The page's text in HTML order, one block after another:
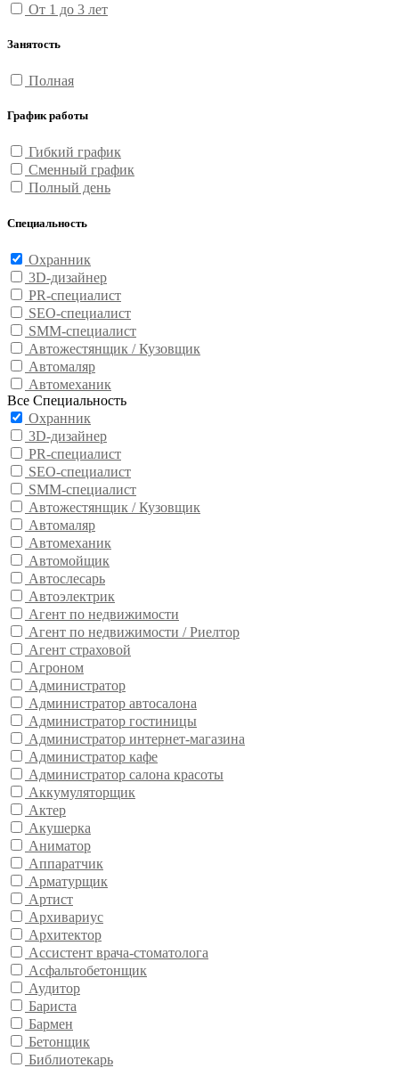
От 1 до 3 лет
Занятость
Полная
График работы
Гибкий график
Сменный график
Полный день
Специальность
Охранник
3D-дизайнер
PR-специалист
SEO-специалист
SMM-специалист
Автожестянщик / Кузовщик
Автомаляр
Автомеханик
Все Специальность
Охранник
3D-дизайнер
PR-специалист
SEO-специалист
SMM-специалист
Автожестянщик / Кузовщик
Автомаляр
Автомеханик
Автомойщик
Автослесарь
Автоэлектрик
Агент по недвижимости
Агент по недвижимости / Риелтор
Агент страховой
Агроном
Администратор
Администратор автосалона
Администратор гостиницы
Администратор интернет-магазина
Администратор кафе
Администратор салона красоты
Аккумуляторщик
Актер
Акушерка
Аниматор
Аппаратчик
Арматурщик
Артист
Архивариус
Архитектор
Ассистент врача-стоматолога
Асфальтобетонщик
Аудитор
Бариста
Бармен
Бетонщик
Библиотекарь